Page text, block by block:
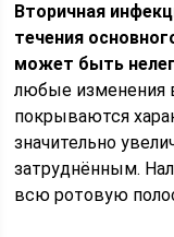
Вторичная
течения
может быть
любые изменения
покрываются
значительно
затруднённым.
всю ротовую